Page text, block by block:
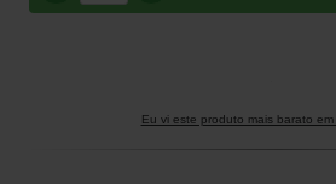
Eu vi este produto mais barato